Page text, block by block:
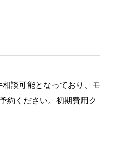
談可能となっており、モ
約ください。初期費用ク